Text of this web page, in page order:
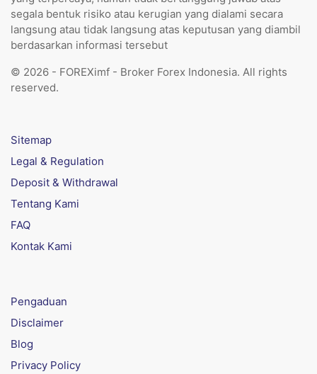
segala bentuk risiko atau kerugian yang dialami secara
langsung atau tidak langsung atas keputusan yang diambil
berdasarkan informasi tersebut
© 2026 - FOREXimf - Broker Forex Indonesia. All rights
reserved.
Sitemap
Legal & Regulation
Deposit & Withdrawal
Tentang Kami
FAQ
Kontak Kami
Pengaduan
Disclaimer
Blog
Privacy Policy